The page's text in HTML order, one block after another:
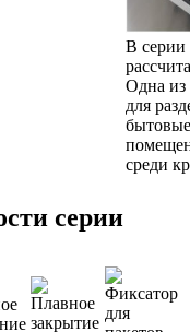
В серии
Одна из
для
среди
серии